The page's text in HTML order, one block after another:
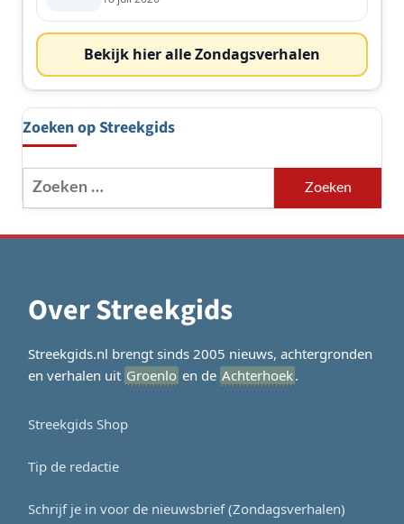
Bekijk hier alle Zondagsverhalen
Zoeken op Streekgids
Zoeken
naar:
Over Streekgids
Streekgids.nl brengt sinds 2005 nieuws, achtergronden
en verhalen uit Groenlo en de Achterhoek.
Streekgids Shop
Tip de redactie
Schrijf je in voor de nieuwsbrief (Zondagsverhalen)